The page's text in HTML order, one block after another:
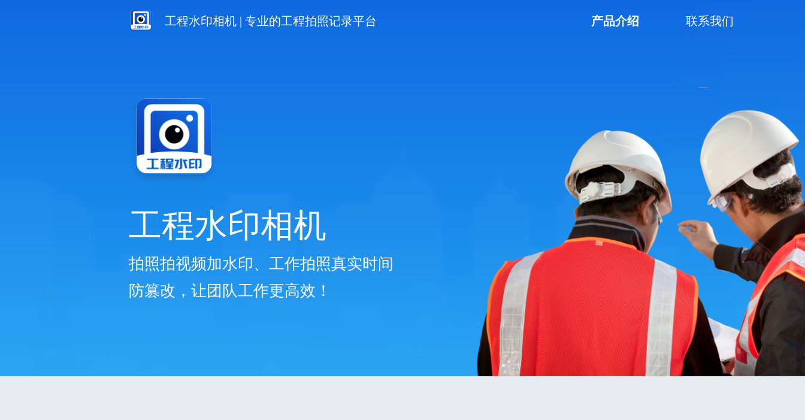
工程水印相机 | 专业的工程拍照记录平台 产品介绍 联系我们
工程水印相机
拍照拍视频加水印、工作拍照真实时间
防篡改，让团队工作更高效！